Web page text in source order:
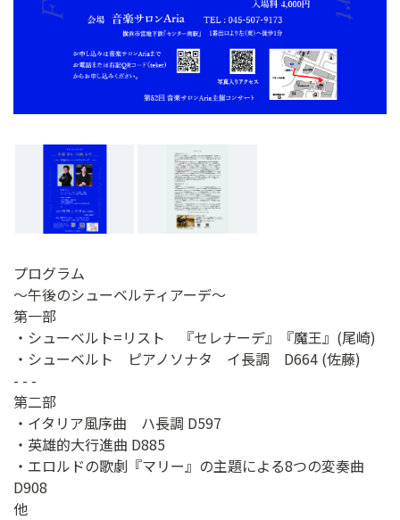
プログラム
〜午後のシューベルティアーデ〜
第一部
・シューベルト=リスト 『セレナーデ』『魔王』(尾崎)
・シューベルト ピアノソナタ イ長調 D664 (佐藤)
- - -
第二部
・イタリア風序曲 ハ長調 D597
・英雄的大行進曲 D885
・エロルドの歌劇『マリー』の主題による8つの変奏曲
D908
他